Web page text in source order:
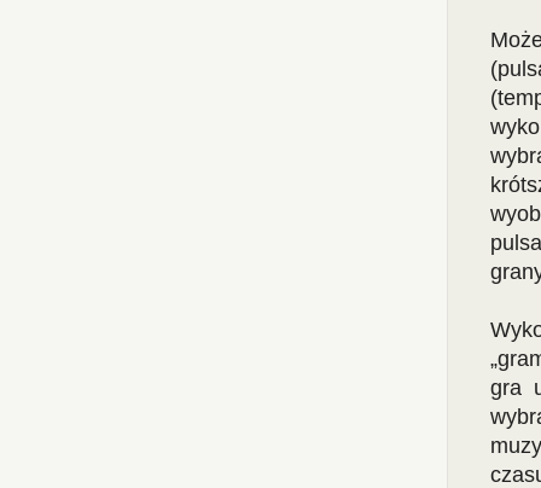
gra